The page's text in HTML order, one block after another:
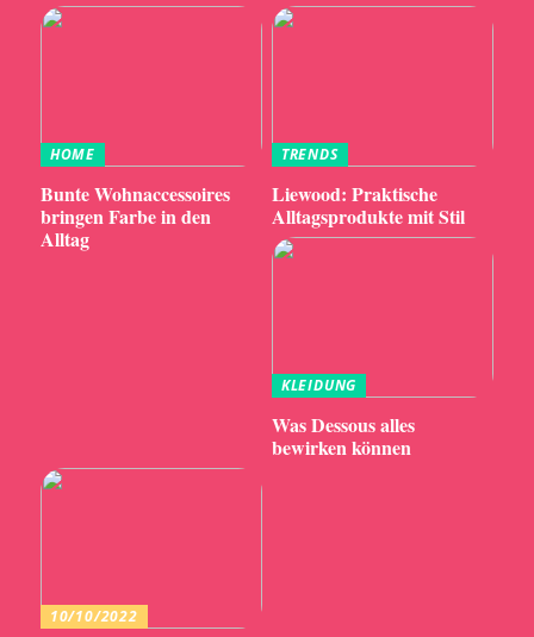
HOME
Bunte Wohnaccessoires
bringen Farbe in den
Alltag
TRENDS
Liewood: Praktische
Alltagsprodukte mit Stil
KLEIDUNG
Was Dessous alles
bewirken können
10/10/2022